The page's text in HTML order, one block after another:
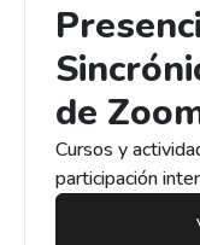
de
Cursos y
participación